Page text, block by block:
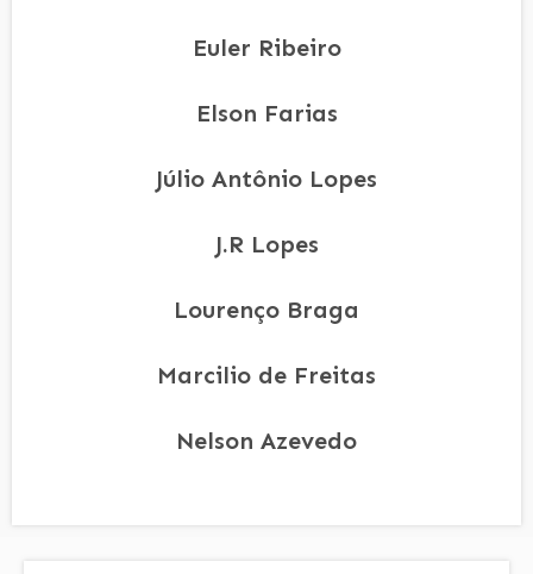
Euler Ribeiro
Elson Farias
Júlio Antônio Lopes
J.R Lopes
Lourenço Braga
Marcilio de Freitas
Nelson Azevedo